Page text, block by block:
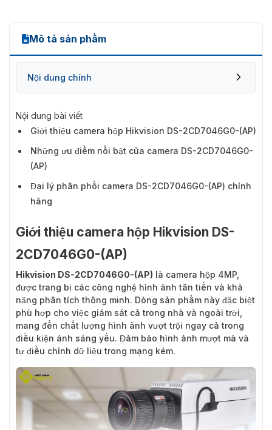
Mô tả sản phẩm
Nội dung chính
Nội dung bài viết
Giới thiệu camera hộp Hikvision DS-2CD7046G0-(AP)
Những ưu điểm nổi bật của camera DS-2CD7046G0-
(AP)
Đại lý phân phối camera DS-2CD7046G0-(AP) chính
hãng
Giới thiệu camera hộp Hikvision DS-
2CD7046G0-(AP)
Hikvision DS-2CD7046G0-(AP) là camera hộp 4MP,
được trang bị các công nghệ hình ảnh tân tiến và khả
năng phân tích thông minh. Dòng sản phẩm này đặc biệt
phù hợp cho việc giám sát cả trong nhà và ngoài trời,
mang đến chất lượng hình ảnh vượt trội ngay cả trong
điều kiện ánh sáng yếu. Đảm bảo hình ảnh mượt mà và
tự điều chỉnh dữ liệu trong mạng kém.